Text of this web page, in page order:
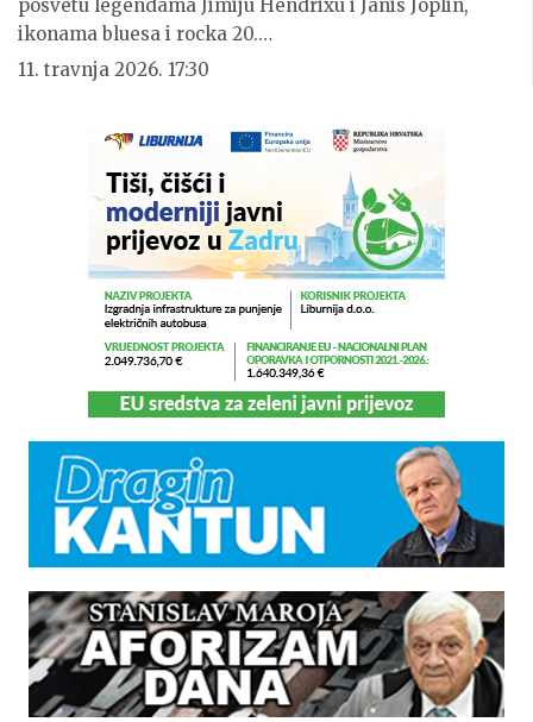
posvetu legendama Jimiju Hendrixu i Janis Joplin,
ikonama bluesa i rocka 20.…
11. travnja 2026. 17:30